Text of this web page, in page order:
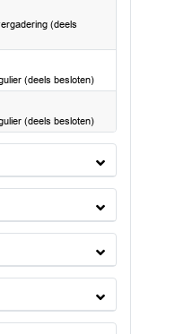
(deels
(deels besloten)
(deels besloten)